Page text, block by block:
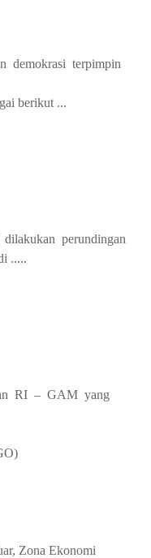
demokrasi terpimpin
berikut ...
dilakukan perundingan
.....
RI – GAM yang
Zona Ekonomi